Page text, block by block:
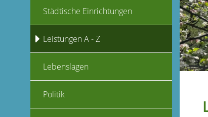
Städtische Einrichtungen
Leistungen A - Z
Lebenslagen
Politik